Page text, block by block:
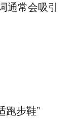
通常会吸引
跑步鞋”